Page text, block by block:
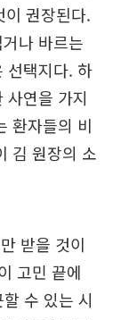
권장된다.
나 바르는
선택지다. 하
사연을 가지
환자들의 비
김 원장의 소
받을 것이
고민 끝에
수 있는 시